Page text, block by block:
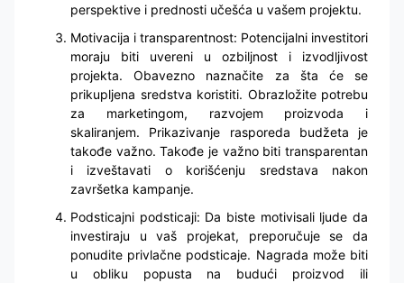
perspektive i prednosti učešća u vašem projektu.
Motivacija i transparentnost: Potencijalni investitori
moraju biti uvereni u ozbiljnost i izvodljivost
projekta. Obavezno naznačite za šta će se
prikupljena sredstva koristiti. Obrazložite potrebu
za marketingom, razvojem proizvoda i
skaliranjem. Prikazivanje rasporeda budžeta je
takođe važno. Takođe je važno biti transparentan
i izveštavati o korišćenju sredstava nakon
završetka kampanje.
Podsticajni podsticaji: Da biste motivisali ljude da
investiraju u vaš projekat, preporučuje se da
ponudite privlačne podsticaje. Nagrada može biti
u obliku popusta na budući proizvod ili